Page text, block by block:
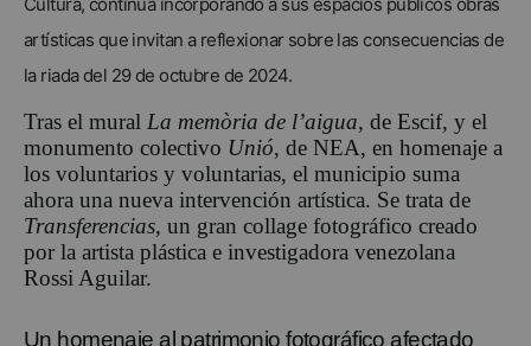
Cultura, continúa incorporando a sus espacios públicos obras
artísticas que invitan a reflexionar sobre las consecuencias de
la riada del 29 de octubre de 2024.
Tras el mural La memòria de l’aigua, de Escif, y el
monumento colectivo Unió, de NEA, en homenaje a
los voluntarios y voluntarias, el municipio suma
ahora una nueva intervención artística. Se trata de
Transferencias, un gran collage fotográfico creado
por la artista plástica e investigadora venezolana
Rossi Aguilar.
Un homenaje al patrimonio fotográfico afectado